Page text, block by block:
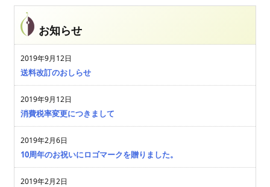
お知らせ
2019年9月12日
送料改訂のおしらせ
2019年9月12日
消費税率変更につきまして
2019年2月6日
10周年のお祝いにロゴマークを贈りました。
2019年2月2日